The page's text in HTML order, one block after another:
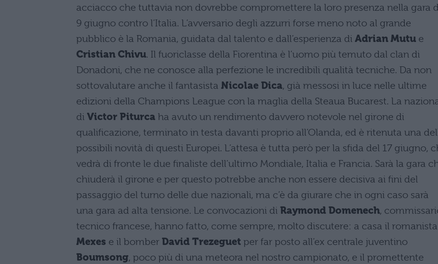
acciacco che tuttavia non dovrebbe compromettere la loro presenza nella gara
9 giugno contro l’Italia. L’avversario degli azzurri forse meno noto al grande
pubblico è la Romania, guidata dal talento e dall’esperienza di Adrian Mutu e
Cristian Chivu. Il fuoriclasse della Fiorentina è l’uomo più temuto dal clan di
Donadoni, che ne conosce alla perfezione le incredibili qualità tecniche. Da non
sottovalutare anche il fantasista Nicolae Dica, già messosi in luce nelle ultime
edizioni della Champions League con la maglia della Steaua Bucarest. La
di Victor Piturca ha avuto un rendimento davvero notevole nel girone di
qualificazione, terminato in testa davanti proprio all’Olanda, ed è ritenuta una
possibili novità di questi Europei. L’attesa è tutta però per la sfida del 17 giugno,
vedrà di fronte le due finaliste dell’ultimo Mondiale, Italia e Francia. Sarà la gara
chiuderà il girone e per questo potrebbe anche non essere decisiva ai fini del
passaggio del turno delle due nazionali, ma c’è da giurare che in ogni caso sarà
una gara ad alta tensione. Le convocazioni di Raymond Domenech,
tecnico francese, hanno fatto, come sempre, molto discutere: a casa il romanista
Mexes e il bomber David Trezeguet per far posto all’ex centrale juventino
Boumsong, poco più di una meteora nel nostro campionato, e il promettente